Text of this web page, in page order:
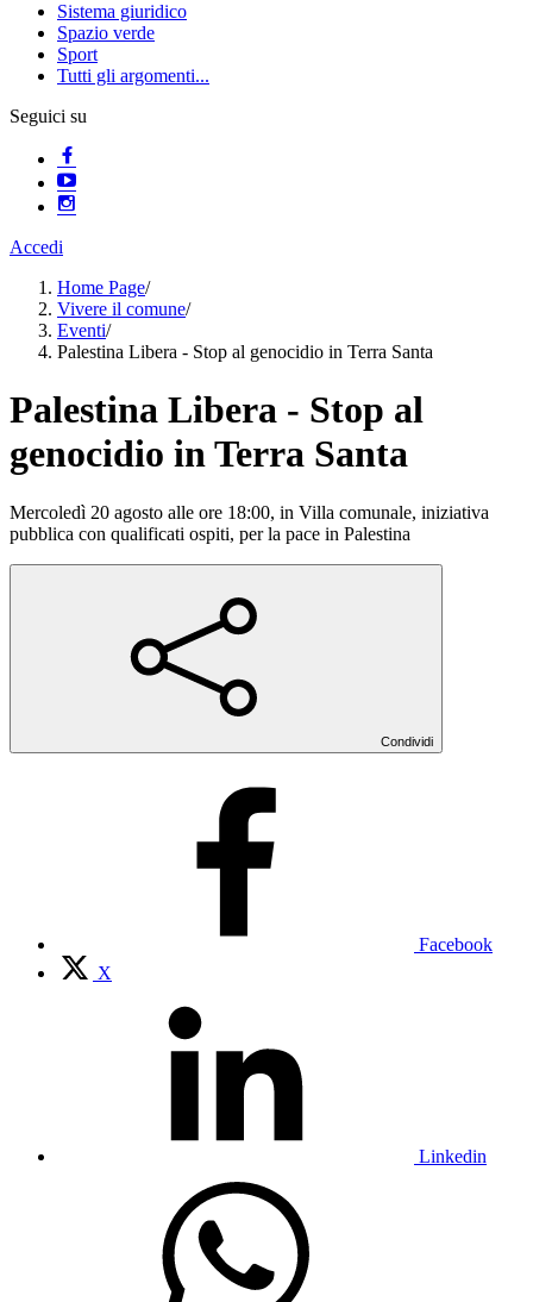
Sistema giuridico
Spazio verde
Sport
Tutti gli argomenti...
Seguici su
Accedi
Home Page/
Vivere il comune/
Eventi/
Palestina Libera - Stop al genocidio in Terra Santa
Palestina Libera - Stop al
genocidio in Terra Santa
Mercoledì 20 agosto alle ore 18:00, in Villa comunale, iniziativa
pubblica con qualificati ospiti, per la pace in Palestina
Condividi
Facebook
X
Linkedin